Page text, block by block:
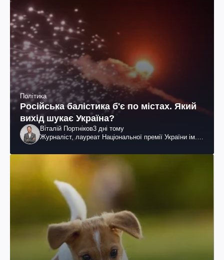
Політика
Російська балістика б'є по містах. Який
вихід шукає Україна?
Віталій Портніков3 дні тому
Журналіст, лауреат Національної премії України ім.